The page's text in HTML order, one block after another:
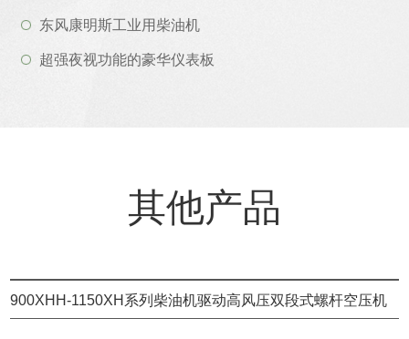
东风康明斯工业用柴油机
超强夜视功能的豪华仪表板
其他产品
900XHH-1150XH系列柴油机驱动高风压双段式螺杆空压机